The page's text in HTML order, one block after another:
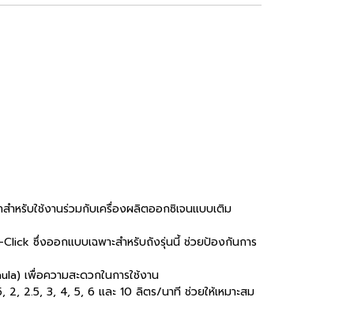
หรับใช้งานร่วมกับเครื่องผลิตออกซิเจนแบบเติม
ซึ่งออกแบบเฉพาะสำหรับถังรุ่นนี้ ช่วยป้องกันการ
เพื่อความสะดวกในการใช้งาน
2, 2.5, 3, 4, 5, 6 และ 10 ลิตร/นาที ช่วยให้เหมาะสม